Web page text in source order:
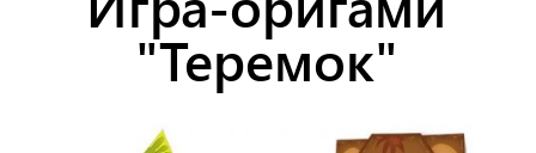
"Теремок"